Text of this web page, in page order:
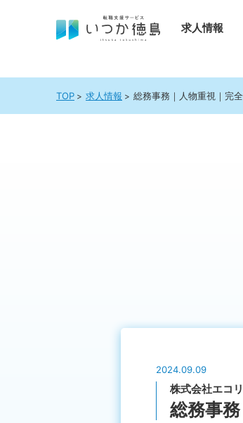
求人情報
TOP 求人情報 総務事務｜人物重視｜完
2024.09.09
株式会社エコ
総務事